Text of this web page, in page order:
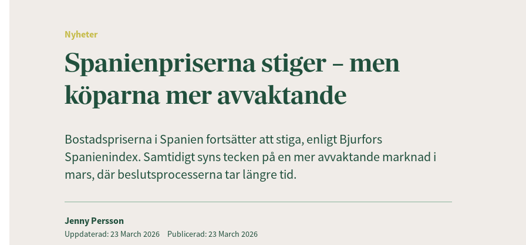
Nyheter
Spanienpriserna stiger – men
köparna mer avvaktande
Bostadspriserna i Spanien fortsätter att stiga, enligt Bjurfors
Spanienindex. Samtidigt syns tecken på en mer avvaktande marknad i
mars, där beslutsprocesserna tar längre tid.
Jenny Persson
Uppdaterad: 23 March 2026 Publicerad: 23 March 2026